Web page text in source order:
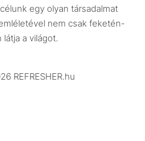
Design
Videó
egy olyan társadalmat
nem csak feketén-
látja a világot.
REFRESHER.hu